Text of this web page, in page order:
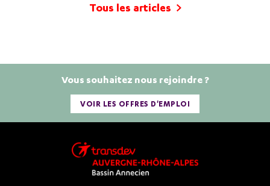
Tous les articles
Vous souhaitez nous rejoindre ?
VOIR LES OFFRES D'EMPLOI